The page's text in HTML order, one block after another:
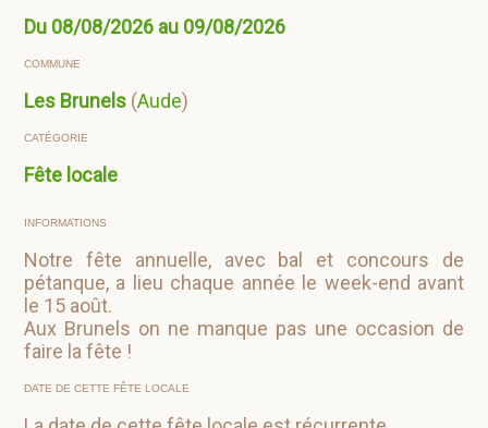
Du 08/08/2026 au 09/08/2026
COMMUNE
Les Brunels (Aude)
CATÉGORIE
Fête locale
INFORMATIONS
Notre fête annuelle, avec bal et concours de
pétanque, a lieu chaque année le week-end avant
le 15 août.
Aux Brunels on ne manque pas une occasion de
faire la fête !
DATE DE CETTE FÊTE LOCALE